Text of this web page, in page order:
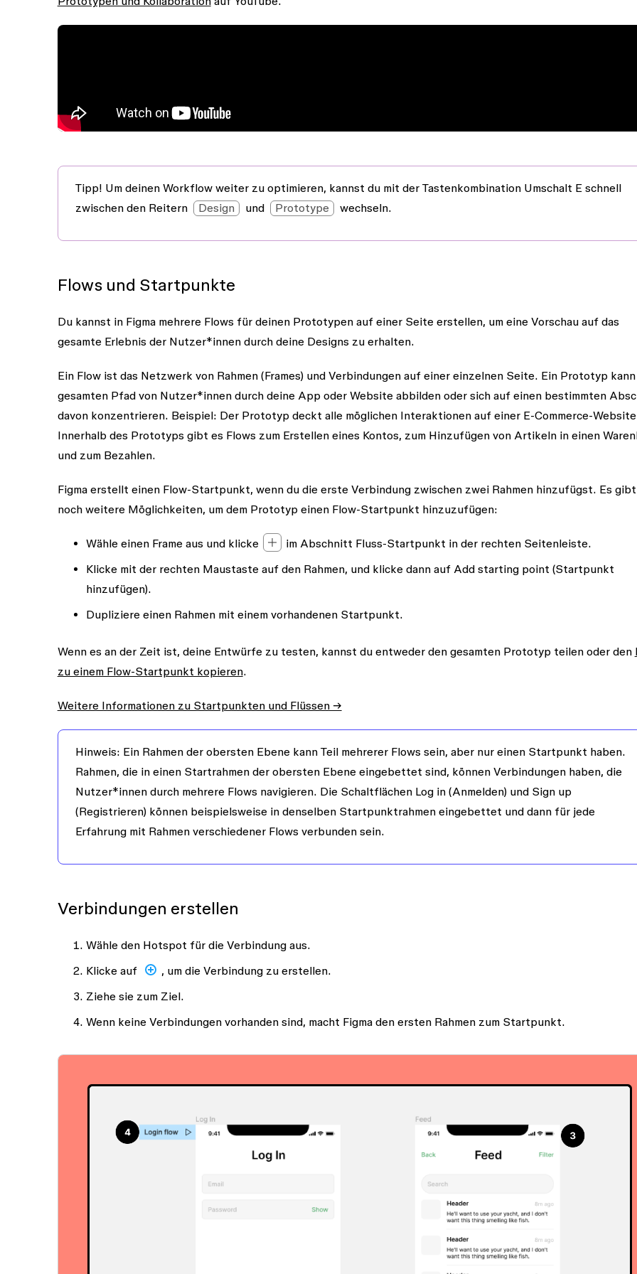
Tipp! Um deinen Workflow weiter zu optimieren, kannst du mit der Tastenkombination Umschalt Eschnell
zwischen den Reitern
Design und Prototype wechseln.
Flows und Startpunkte
Du kannst in Figma mehrere Flows für deinen Prototypen auf einer Seite erstellen, um eine Vorschau auf das
gesamte Erlebnis der Nutzer*innen durch deine Designs zu erhalten.
Ein Flow ist das Netzwerk von Rahmen (Frames) und Verbindungen auf einer einzelnen Seite. Ein Prototyp
gesamten Pfad von Nutzer*innen durch deine App oder Website abbilden oder sich auf einen bestimmten
davon konzentrieren. Beispiel: Der Prototyp deckt alle möglichen Interaktionen auf einer E-Commerce-
Innerhalb des Prototyps gibt es Flows zum Erstellen eines Kontos, zum Hinzufügen von Artikeln in einen
und zum Bezahlen.
Figma erstellt einen Flow-Startpunkt, wenn du die erste Verbindung zwischen zwei Rahmen hinzufügst. Es gibt
noch weitere Möglichkeiten, um dem Prototyp einen Flow-Startpunkt hinzuzufügen:
Wähle einen Frame aus und klicke im Abschnitt Fluss-Startpunkt in der rechten Seitenleiste.
Klicke mit der rechten Maustaste auf den Rahmen, und klicke dann auf Add starting point (Startpunkt
hinzufügen).
Dupliziere einen Rahmen mit einem vorhandenen Startpunkt.
Wenn es an der Zeit ist, deine Entwürfe zu testen, kannst du entweder den gesamten Prototyp teilen oder den
zu einem Flow-Startpunkt kopieren.
Weitere Informationen zu Startpunkten und Flüssen →
Hinweis: Ein Rahmen der obersten Ebene kann Teil mehrerer Flows sein, aber nur einen Startpunkt haben.
Rahmen, die in einen Startrahmen der obersten Ebene eingebettet sind, können Verbindungen haben, die
Nutzer*innen durch mehrere Flows navigieren. Die Schaltflächen Log in(Anmelden) und Sign up
(Registrieren) können beispielsweise in denselben Startpunktrahmen eingebettet und dann für jede
Erfahrung mit Rahmen verschiedener Flows verbunden sein.
Verbindungen erstellen
Wähle den Hotspot für die Verbindung aus.
Klicke auf
, um die Verbindung zu erstellen.
Ziehe sie zum Ziel.
Wenn keine Verbindungen vorhanden sind, macht Figma den ersten Rahmen zum Startpunkt.